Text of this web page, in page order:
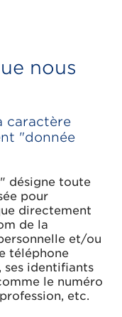
nous
caractère
"donnée
désigne toute
pour
directement
de la
et/ou
téléphone
ses identifiants
le numéro
etc.